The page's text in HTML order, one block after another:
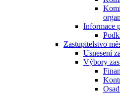
Informace
Zastupitelstvo
Usnesení
Výbory